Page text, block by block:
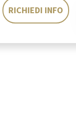
RICHIEDI INFO